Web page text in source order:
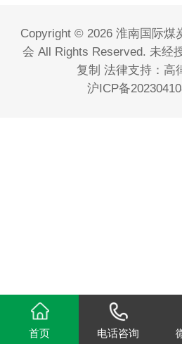
Copyright © 2026 淮南国际煤
会 All Rights Reserved. 未经
复制 法律支持：高
沪ICP备
首页 电话咨询